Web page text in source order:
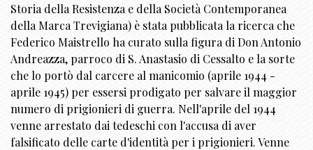
Storia della Resistenza e della Società Contemporanea
della Marca Trevigiana) è stata pubblicata la ricerca che
Federico Maistrello ha curato sulla figura di Don Antonio
Andreazza, parroco di S. Anastasio di Cessalto e la sorte
che lo portò dal carcere al manicomio (aprile 1944 -
aprile 1945) per essersi prodigato per salvare il maggior
numero di prigionieri di guerra. Nell'aprile del 1944
venne arrestato dai tedeschi con l'accusa di aver
falsificato delle carte d'identità per i prigionieri. Venne